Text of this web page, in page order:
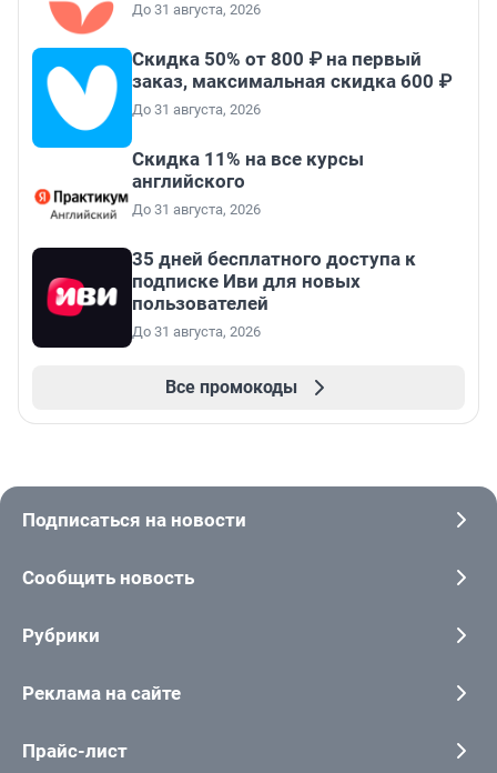
До 31 августа, 2026
Скидка 50% от 800 ₽ на первый
заказ, максимальная скидка 600 ₽
До 31 августа, 2026
Скидка 11% на все курсы
английского
До 31 августа, 2026
35 дней бесплатного доступа к
подписке Иви для новых
пользователей
До 31 августа, 2026
Все промокоды
Подписаться на новости
Сообщить новость
Рубрики
Реклама на сайте
Прайс-лист